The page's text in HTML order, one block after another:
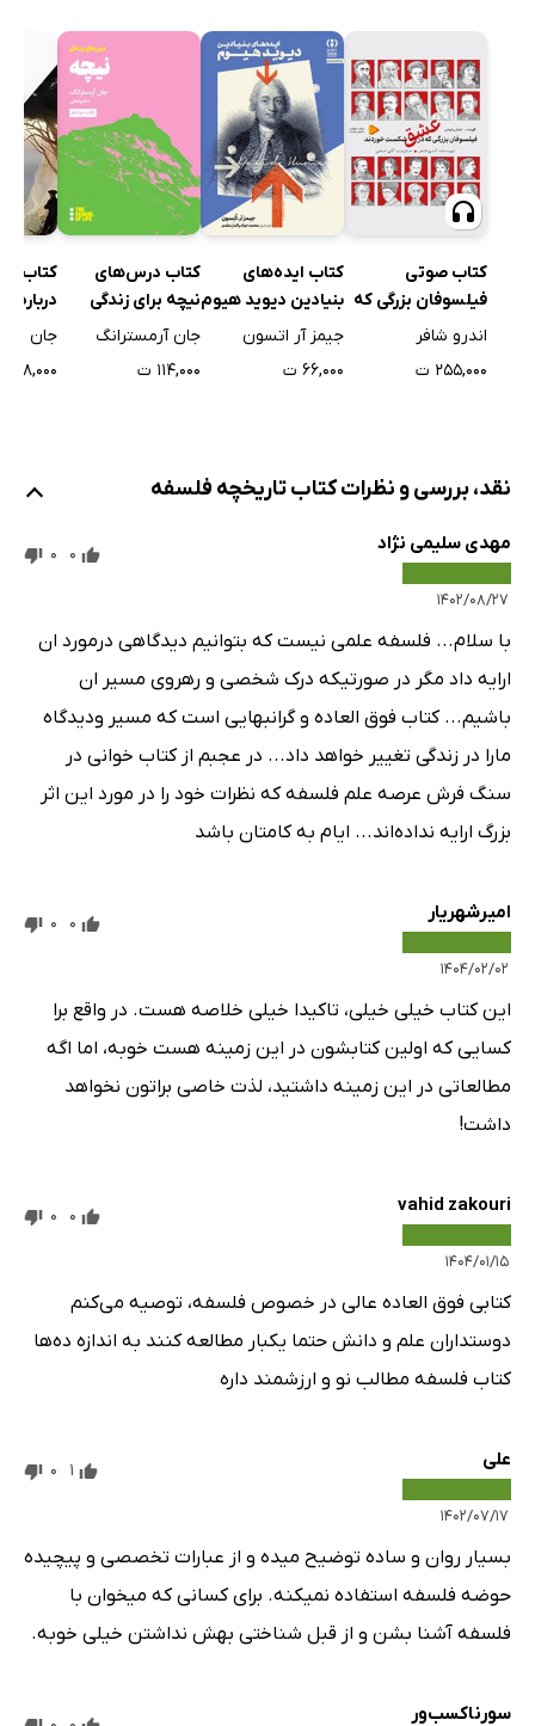
کتاب صوتی
فیلسوفان بزرگی که
در عشق شکست
اندرو شافر
۲۵۵,۰۰۰ ت
کتاب ایده‌های
بنیادین دیوید هیوم
جیمز آر اتسون
۶۶,۰۰۰ ت
کتاب درس‌های
نیچه برای زندگی
جان آرمسترانگ
۱۱۴,۰۰۰ ت
کتاب
هگل
جان
۲۵۸,۰۰۰ ت
نقد، بررسی و نظرات کتاب تاریخچه فلسفه
مهدی سلیمی نژاد
۱۴۰۲/۰۸/۲۷
0
0
با سلام... فلسفه علمی نیست که بتوانیم دیدگاهی درمورد ان
ارایه داد مگر در صورتیکه درک شخصی و رهروی مسیر ان
باشیم... کتاب فوق العاده و گرانبهایی است که مسیر ودیدگاه
مارا در زندگی تغییر خواهد داد... در عجبم از کتاب خوانی در
سنگ فرش عرصه علم فلسفه که نظرات خود را در مورد این اثر
بزرگ ارایه نداده‌اند... ایام به کامتان باشد
امیرشهریار
۱۴۰۴/۰۲/۰۲
0
0
این کتاب خیلی خیلی، تاکیدا خیلی خلاصه هست. در واقع برا
کسایی که اولین کتابشون در این زمینه هست خوبه، اما اگه
مطالعاتی در این زمینه داشتید، لذت خاصی براتون نخواهد
داشت!
vahid zakouri
۱۴۰۴/۰۱/۱۵
0
0
کتابی فوق العاده عالی در خصوص فلسفه، توصیه می‌کنم
دوستداران علم و دانش حتما یکبار مطالعه کنند به اندازه ده‌ها
کتاب فلسفه مطالب نو و ارزشمند داره
علی
۱۴۰۲/۰۷/۱۷
1
0
بسیار روان و ساده توضیح میده و از عبارات تخصصی و پیچیده
حوضه فلسفه استفاده نمیکنه. برای کسانی که میخوان با
فلسفه آشنا بشن و از قبل شناختی بهش نداشتن خیلی خوبه.
سورنا‌کسب‌ور